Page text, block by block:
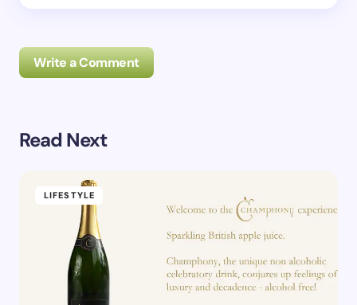
Write a Comment
Votre adresse e-mail ne sera pas publiée. Les
Prévenez-moi de tous les nouveaux articles par e-
Read Next
LIFESTYLE